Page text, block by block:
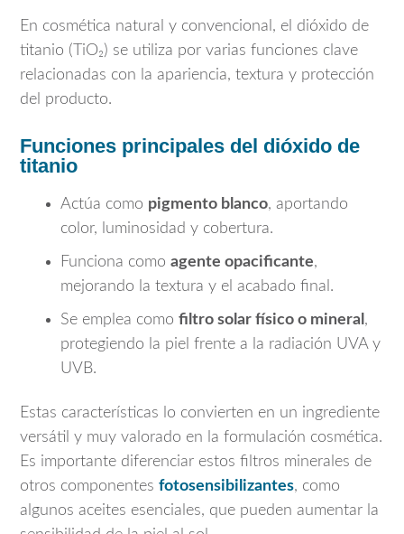
En cosmética natural y convencional, el dióxido de
titanio (TiO₂) se utiliza por varias funciones clave
relacionadas con la apariencia, textura y protección
del producto.
Funciones principales del dióxido de
titanio
Actúa como pigmento blanco, aportando
color, luminosidad y cobertura.
Funciona como agente opacificante,
mejorando la textura y el acabado final.
Se emplea como filtro solar físico o mineral ,
protegiendo la piel frente a la radiación UVA y
UVB.
Estas características lo convierten en un ingrediente
versátil y muy valorado en la formulación cosmética.
Es importante diferenciar estos filtros minerales de
otros componentes fotosensibilizantes, como
algunos aceites esenciales, que pueden aumentar la